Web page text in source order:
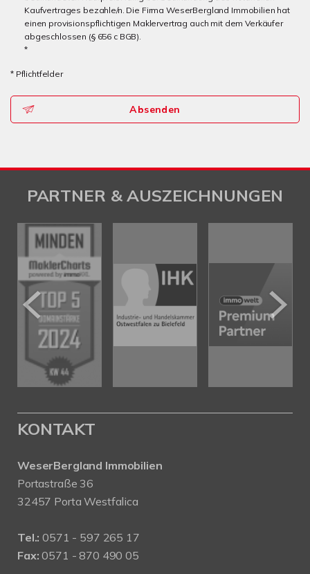
Kaufvertrages bezahle/n. Die Firma WeserBergland Immobilien hat
einen provisionspflichtigen Maklervertrag auch mit dem Verkäufer
abgeschlossen (§ 656 c BGB).
*
* Pflichtfelder
Absenden
PARTNER & AUSZEICHNUNGEN
KONTAKT
WeserBergland Immobilien
Portastraße 36
32457 Porta Westfalica
Tel.: 0571 - 597 265 17
Fax: 0571 - 870 490 05